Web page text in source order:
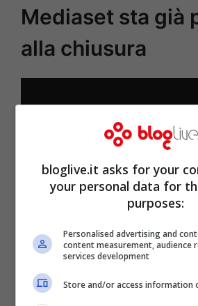
Mediaset sta già
alla chiusura
Star in the Star logo (Screenshot
bloglive.it asks for your
your personal data for
purposes:
Personalised advertising and
content measurement, audience
services development
Store and/or access information